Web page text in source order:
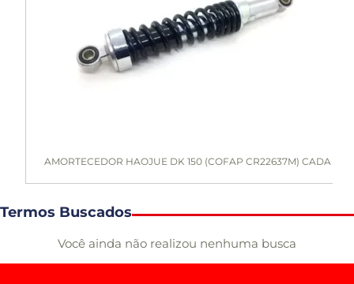
AMORTECEDOR HAOJUE DK 150 (COFAP CR22637M) CADA
Termos Buscados
Você ainda não realizou nenhuma busca